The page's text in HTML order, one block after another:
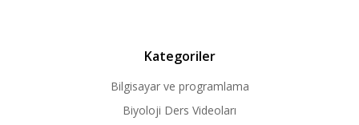
Kategoriler
Bilgisayar ve programlama
Biyoloji Ders Videoları